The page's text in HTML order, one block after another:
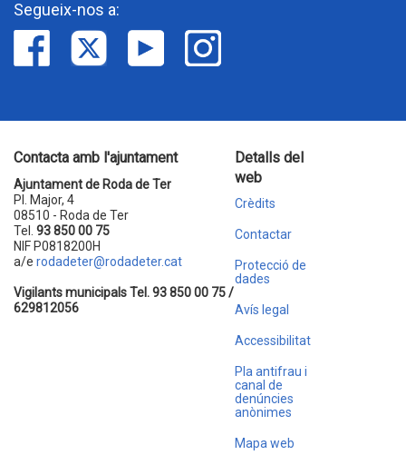
Segueix-nos a:
Contacta amb l'ajuntament
Ajuntament de Roda de Ter
Pl. Major, 4
08510 - Roda de Ter
Tel. 93 850 00 75
NIF P0818200H
a/e rodadeter@rodadeter.cat
Vigilants municipals Tel. 93 850 00 75 /
629812056
Detalls del
web
Crèdits
Contactar
Protecció de
dades
Avís legal
Accessibilitat
Pla antifrau i
canal de
denúncies
anònimes
Mapa web